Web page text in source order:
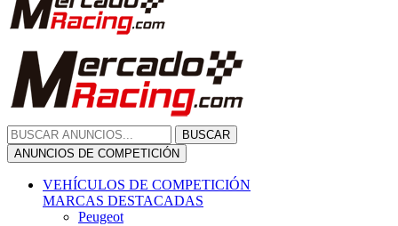
BUSCAR
ANUNCIOS DE COMPETICIÓN
VEHÍCULOS DE COMPETICIÓN
MARCAS DESTACADAS
Peugeot